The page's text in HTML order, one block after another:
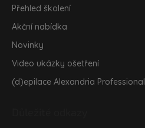
Přehled školení
Akční nabídka
Novinky
Video ukázky ošetření
(d)epilace Alexandria Professional